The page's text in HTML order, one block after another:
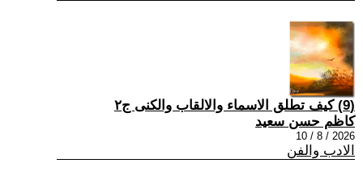
(9) كيف تطلق الاسماء والالقاب والكنى ج٢
كاظم حسن سعيد
2026 / 8 / 10
الادب والفن